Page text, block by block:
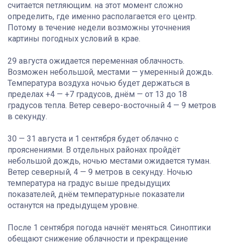
считается петляющим. на этот момент сложно
определить, где именно располагается его центр.
Потому в течение недели возможны уточнения
картины погодных условий в крае.
29 августа ожидается переменная облачность.
Возможен небольшой, местами — умеренный дождь.
Температура воздуха ночью будет держаться в
пределах +4 — +7 градусов, днём — от 13 до 18
градусов тепла. Ветер северо-восточный 4 — 9 метров
в секунду.
30 — 31 августа и 1 сентября будет облачно с
прояснениями. В отдельных районах пройдёт
небольшой дождь, ночью местами ожидается туман.
Ветер северный, 4 — 9 метров в секунду. Ночью
температура на градус выше предыдущих
показателей, днём температурные показатели
останутся на предыдущем уровне.
После 1 сентября погода начнёт меняться. Синоптики
обещают снижение облачности и прекращение